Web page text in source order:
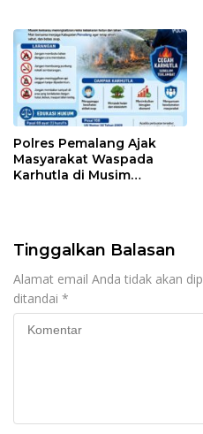
Polres Pemalang Ajak
Masyarakat Waspada
Karhutla di Musim
Tinggalkan Balasan
Alamat email Anda tidak akan
ditandai *